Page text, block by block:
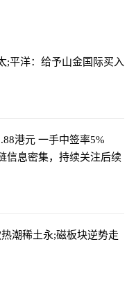
;平洋：给予山金国际买入
港元 一手中签率5%
信息密集，持续关注后续
潮稀土永;磁板块逆势走